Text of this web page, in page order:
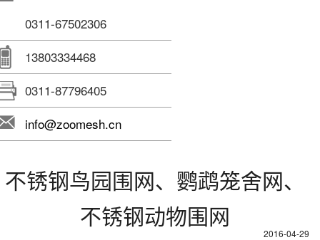
0311-67502306
13803334468
0311-87796405
info@zoomesh.cn
不锈钢鸟园围网、鹦鹉笼舍网、
不锈钢动物围网
2016-04-29